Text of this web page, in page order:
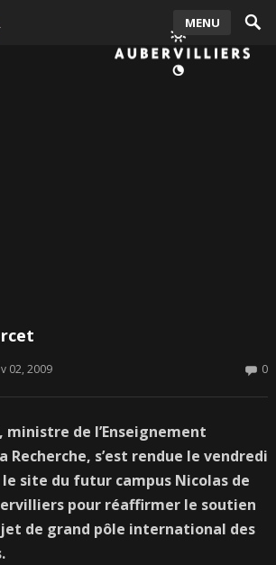
MENU
02, 2009 0
ministre de l’Enseignement
Recherche, s’est rendue le vendredi
le site du futur campus Nicolas de
pour réaffirmer le soutien
de grand pôle international des